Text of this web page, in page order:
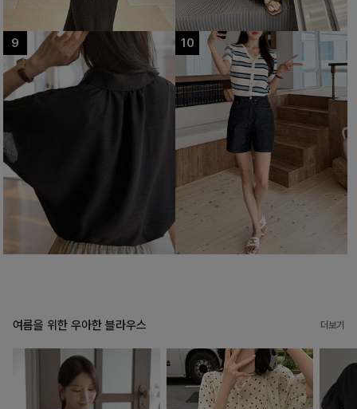
여름을 위한 우아한 블라우스 더보기